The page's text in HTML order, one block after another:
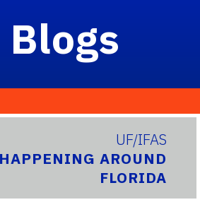
Blogs
UF/IFAS
AROUND
FLORIDA